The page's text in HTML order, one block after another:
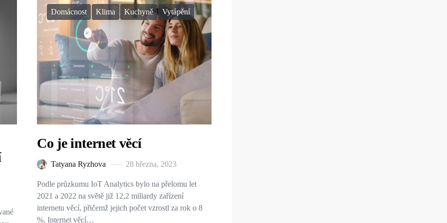
Domácnost Klima Kuchyně Vytápění
Co je internet věcí
Tatyana Ryzhova 28 března, 2023
Podle průzkumu IoT Analytics bylo na přelomu let
2021 a 2022 na světě již 12,2 miliardy zařízení
internetu věcí, přičemž jejich počet vzrostl za rok o 8
%. Internet věcí…